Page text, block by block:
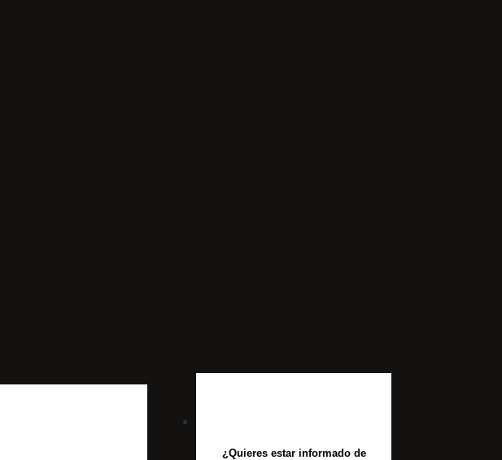
¿Quieres estar informado de